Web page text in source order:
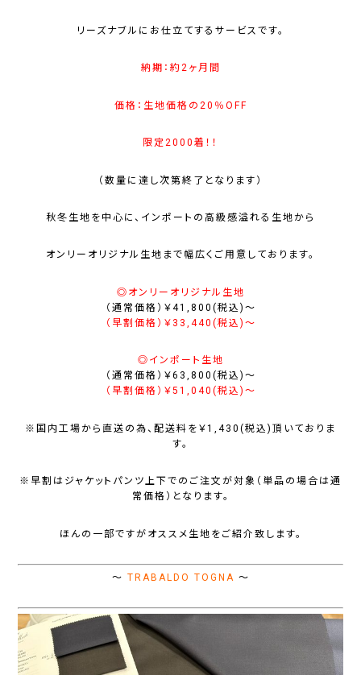
リーズナブルにお仕立てするサービスです。
納期：約2ヶ月間
価格：生地価格の20％OFF
限定2000着！！
（数量に達し次第終了となります）
秋冬生地を中心に、インポートの高級感溢れる生地から
オンリーオリジナル生地まで幅広くご用意しております。
◎オンリーオリジナル生地
（通常価格）￥41,800(税込)〜
（早割価格）￥33,440(税込)〜
◎インポート生地
（通常価格）￥63,800(税込)〜
（早割価格）￥51,040(税込)〜
※国内工場から直送の為、配送料を￥1,430(税込)頂いておりま
す。
※早割はジャケットパンツ上下でのご注文が対象（単品の場合は通
常価格）となります。
ほんの一部ですがオススメ生地をご紹介致します。
～ TRABALDO TOGNA ～